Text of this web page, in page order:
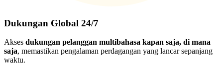
Dukungan Global 24/7
Akses dukungan pelanggan multibahasa kapan saja, di mana
saja, memastikan pengalaman perdagangan yang lancar sepanjang
waktu.